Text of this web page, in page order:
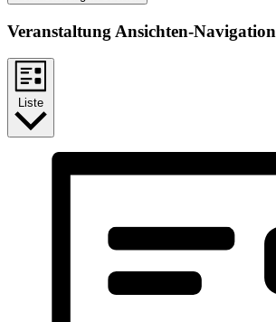
Veranstaltung Ansichten-Navigation
Liste